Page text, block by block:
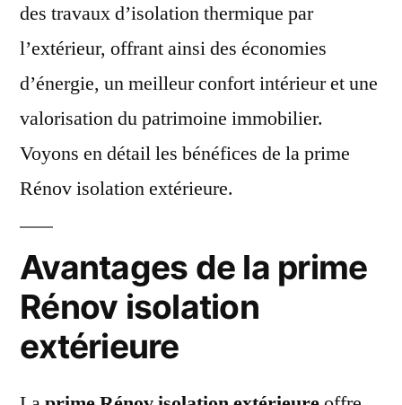
des travaux d’isolation thermique par
l’extérieur, offrant ainsi des économies
d’énergie, un meilleur confort intérieur et une
valorisation du patrimoine immobilier.
Voyons en détail les bénéfices de la prime
Rénov isolation extérieure.
Avantages de la prime
Rénov isolation
extérieure